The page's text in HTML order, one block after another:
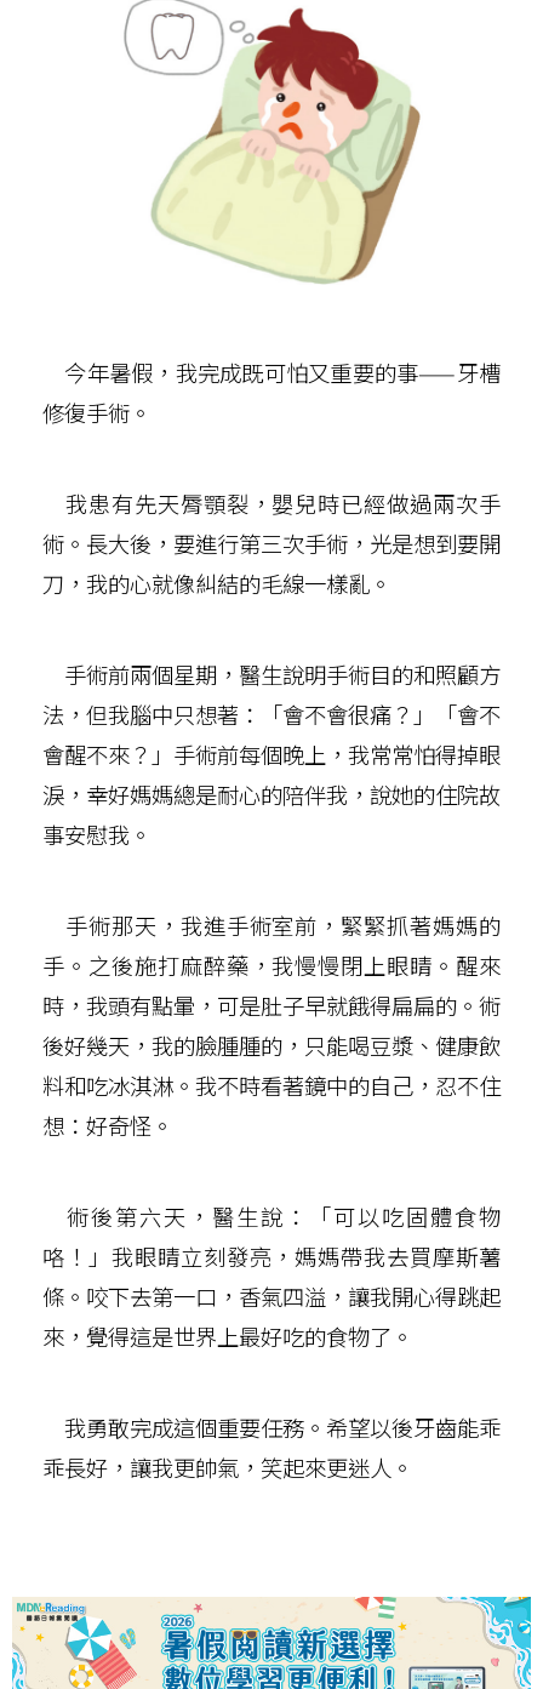
今年暑假，我完成既可怕又重要的事——牙槽
修復手術。
我患有先天脣顎裂，嬰兒時已經做過兩次手
術。長大後，要進行第三次手術，光是想到要開
刀，我的心就像糾結的毛線一樣亂。
手術前兩個星期，醫生說明手術目的和照顧方
法，但我腦中只想著：「會不會很痛？」「會不
會醒不來？」手術前每個晚上，我常常怕得掉眼
淚，幸好媽媽總是耐心的陪伴我，說她的住院故
事安慰我。
手術那天，我進手術室前，緊緊抓著媽媽的
手。之後施打麻醉藥，我慢慢閉上眼睛。醒來
時，我頭有點暈，可是肚子早就餓得扁扁的。術
後好幾天，我的臉腫腫的，只能喝豆漿、健康飲
料和吃冰淇淋。我不時看著鏡中的自己，忍不住
想：好奇怪。
術後第六天，醫生說：「可以吃固體食物
咯！」我眼睛立刻發亮，媽媽帶我去買摩斯薯
條。咬下去第一口，香氣四溢，讓我開心得跳起
來，覺得這是世界上最好吃的食物了。
我勇敢完成這個重要任務。希望以後牙齒能乖
乖長好，讓我更帥氣，笑起來更迷人。